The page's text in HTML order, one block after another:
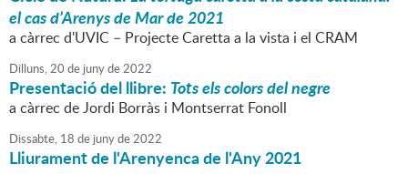
el cas d’Arenys de Mar de 2021
a càrrec d'UVIC – Projecte Caretta a la vista i el CRAM
Dilluns,20 de junyde2022
Presentació del llibre: Tots els colors del negre
a càrrec de Jordi Borràs i Montserrat Fonoll
Dissabte, 18 de junyde2022
Lliurament de l'Arenyenca de l'Any 2021